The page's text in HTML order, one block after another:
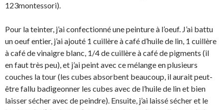
123montessori).
Pour la teinter, j’ai confectionné une peinture à l’oeuf. J’ai battu
un oeuf entier, j’ai ajouté 1 cuillère à café d’huile de lin, 1 cuillère
à café de vinaigre blanc, 1/4 de cuillère à café de pigments (il
en faut très peu), et j’ai peint avec ce mélange en plusieurs
couches la tour (les cubes absorbent beaucoup, il aurait peut-
être fallu badigeonner les cubes avec de l’huile de lin et bien
laisser sécher avec de peindre). Ensuite, j’ai laissé sécher et le